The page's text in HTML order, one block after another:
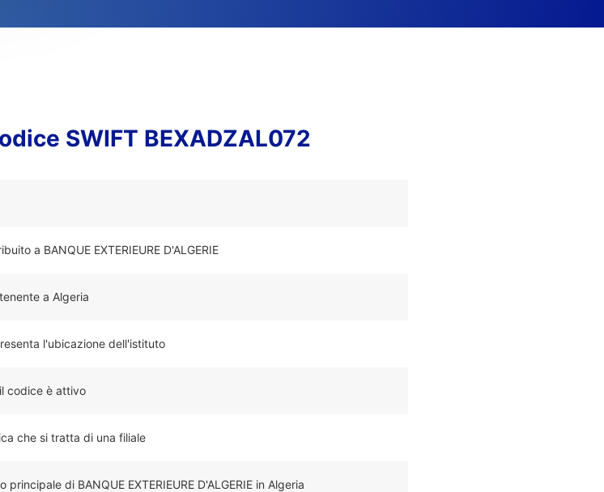
SWIFT BEXADZAL072
a BANQUE EXTERIEURE D'ALGERIE
a Algeria
l'ubicazione dell'istituto
codice è attivo
che si tratta di una filiale
principale di BANQUE EXTERIEURE D'ALGERIE in Algeria